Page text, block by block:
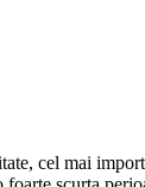
cel mai